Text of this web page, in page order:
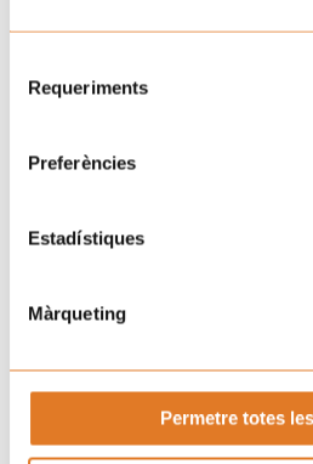
Requeriments
Preferències
Estadístiques
Màrqueting
Permetre totes
He llegit i accepto la
Política de Privacitat.